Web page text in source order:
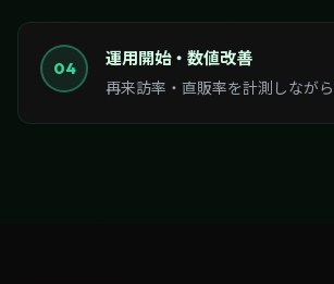
04 運用開始・数値改善
再来訪率・直販率を計測しながら